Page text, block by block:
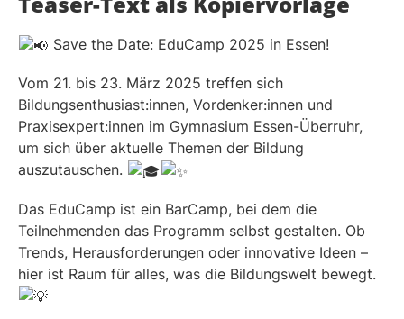
Save the Date: EduCamp 2025 in Essen!
Vom 21. bis 23. März 2025 treffen sich
Bildungsenthusiast:innen, Vordenker:innen und
Praxisexpert:innen im Gymnasium Essen-Überruhr,
um sich über aktuelle Themen der Bildung
auszutauschen.
Das EduCamp ist ein BarCamp, bei dem die
Teilnehmenden das Programm selbst gestalten. Ob
Trends, Herausforderungen oder innovative Ideen –
hier ist Raum für alles, was die Bildungswelt bewegt.